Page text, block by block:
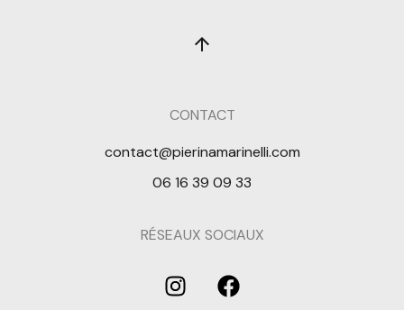
CONTACT
contact@pierinamarinelli.com
06 16 39 09 33
RÉSEAUX SOCIAUX